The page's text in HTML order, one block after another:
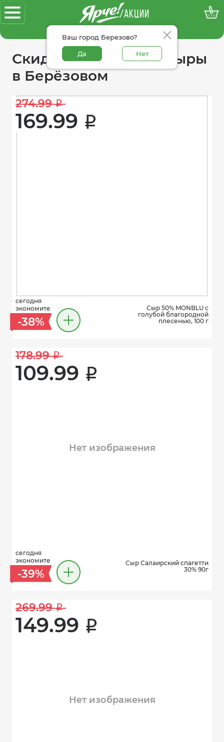
/АКЦИИ
Ваш город Березово?
Да Нет
100% достоверные акции
Скидки в категории сыры
в Берёзовом
274.99 i
169.99 i
сегодня
экономите
-38%
Сыр 50% MONBLU с
голубой благородной
плесенью, 100 г
178.99 i
109.99 i
Нет изображения
сегодня
экономите
-39%
Сыр Салаирский спагетти
30% 90г
269.99 i
149.99 i
Нет изображения